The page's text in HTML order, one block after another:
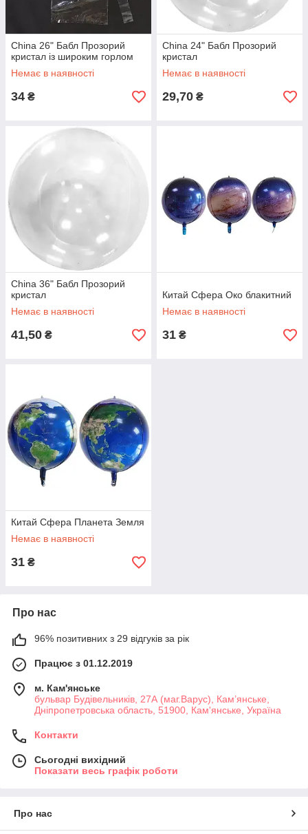
China 26" Бабл Прозорий
кристал із широким горлом
Немає в наявності
34 ₴
China 24" Бабл Прозорий
кристал
Немає в наявності
29,70 ₴
China 36" Бабл Прозорий
кристал
Немає в наявності
41,50 ₴
Китай Сфера Око блакитний
Немає в наявності
31 ₴
Китай Сфера Планета Земля
Немає в наявності
31 ₴
Про нас
96% позитивних з 29 відгуків за рік
Працює з 01.12.2019
м. Кам'янське
бульвар Будівельників, 27А (маг.Варус), Кам’янське,
Дніпропетровська область, 51900, Кам'янське, Україна
Контакти
Сьогодні вихідний
Показати весь графік роботи
Про нас